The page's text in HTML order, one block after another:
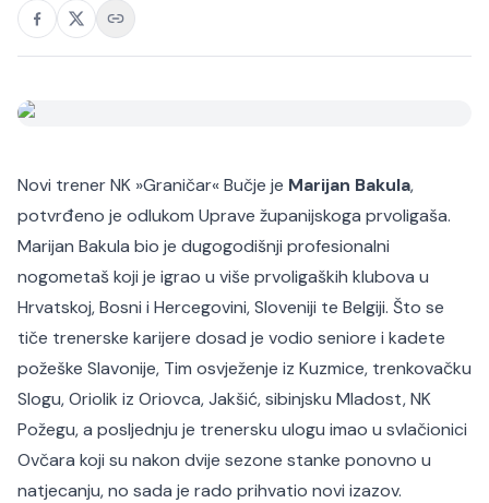
Novi trener NK »Graničar« Bučje je Marijan Bakula,
potvrđeno je odlukom Uprave županijskoga prvoligaša.
Marijan Bakula bio je dugogodišnji profesionalni
nogometaš koji je igrao u više prvoligaških klubova u
Hrvatskoj, Bosni i Hercegovini, Sloveniji te Belgiji. Što se
tiče trenerske karijere dosad je vodio seniore i kadete
požeške Slavonije, Tim osvježenje iz Kuzmice, trenkovačku
Slogu, Oriolik iz Oriovca, Jakšić, sibinjsku Mladost, NK
Požegu, a posljednju je trenersku ulogu imao u svlačionici
Ovčara koji su nakon dvije sezone stanke ponovno u
natjecanju, no sada je rado prihvatio novi izazov.